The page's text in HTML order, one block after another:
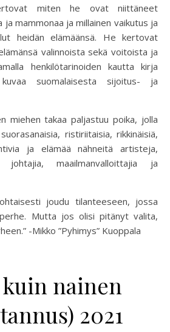
miten he ovat niittäneet
mammonaa ja millainen vaikutus ja
heidän elämäänsä. He kertovat
valinnoista sekä voitoista ja
henkilötarinoiden kautta kirja
suomalaisesta sijoitus- ja
miehen takaa paljastuu poika, jolla
ristiriitaisia, rikkinäisiä,
ja elämää nähneitä artisteja,
maailmanvalloittajia ja
joudu tilanteeseen, jossa
Mutta jos olisi pitänyt valita,
-Mikko ”Pyhimys” Kuoppala
nainen
2021